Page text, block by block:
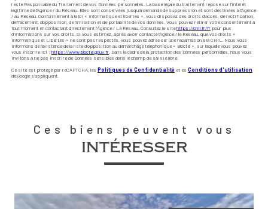
reste Responsable du Traitement de vos Données personnelles. La base légale du traitement repose sur l'intérêt
légitime de l'Agence / du Réseau. Elles sont conservées jusqu'à demande de suppression et sont destinées à l'Agence
/ au Réseau. Conformément à la loi « informatique et libertés », vous disposez des droits d’accès, de rectification,
d’effacement, d’opposition, de limitation et de portabilité de vos données. Vous pouvez retirer votre consentement à
tout moment en contactant directement l’Agence / Le Réseau. Consultez le sitehttps://cnil.fr/fr pour plus
d’informations sur vos droits. Si vous estimez, après avoir contacté l'Agence / le Réseau, que vos droits «
Informatique et Libertés » ne sont pas respectés, vous pouvez adresser une réclamation à la CNIL. Nous vous
informons de l’existence de la liste d'opposition au démarchage téléphonique « Bloctel », sur laquelle vous pouvez
vous inscrire ici : https://www.bloctel.gouv.fr . Dans le cadre de la protection des Données personnelles, nous vous
invitons à ne pas inscrire de Données sensibles dans le champ de saisie libre.
Ce site est protégé par reCAPTCHA, les Politiques de Confidentialité et es Conditions d'utilisation
de Google s'appliquent.
Ces biens peuvent vous
intéresser